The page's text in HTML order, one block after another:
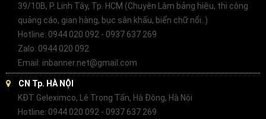
39/10B, P. Linh Tây, Tp. HCM (Chuyên Làm bảng hiệu, thi công
quảng cáo, gian hàng, bục sân khấu, biển chữ nổi..)
Hotline: 0944 020 092 - 0937 637 269
Zalo: 0944 020 092
Email: inbanner.net@gmail.com
CN Tp. HÀ NỘI
KĐT Geleximco, Lê Trọng Tấn, Hà Đông, Hà Nội
Hotline: 0944 020 092 - 0937 637 269